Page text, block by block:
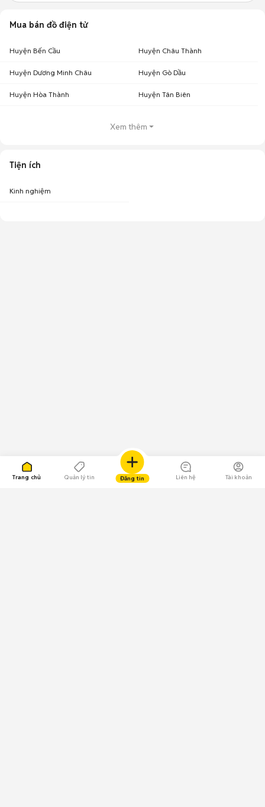
Trang chủ Quản lý tin Đăng tin Liên hệ Tài khoản
Mua bán đồ điện tử
Huyện Bến Cầu Huyện Châu Thành
Huyện Dương Minh Châu Huyện Gò Dầu
Huyện Hòa Thành Huyện Tân Biên
Xem thêm
Tiện ích
Kinh nghiệm